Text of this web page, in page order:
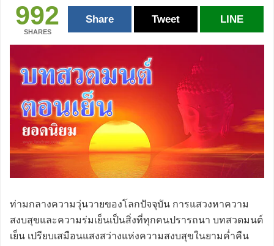
992
SHARES
Share Tweet LINE
ท่ามกลางความวุ่นวายของโลกปัจจุบัน การแสวงหาความ
สงบสุขและความร่มเย็นเป็นสิ่งที่ทุกคนปรารถนา บทสวดมนต์
เย็น เปรียบเสมือนแสงสว่างแห่งความสงบสุขในยามค่ำคืน